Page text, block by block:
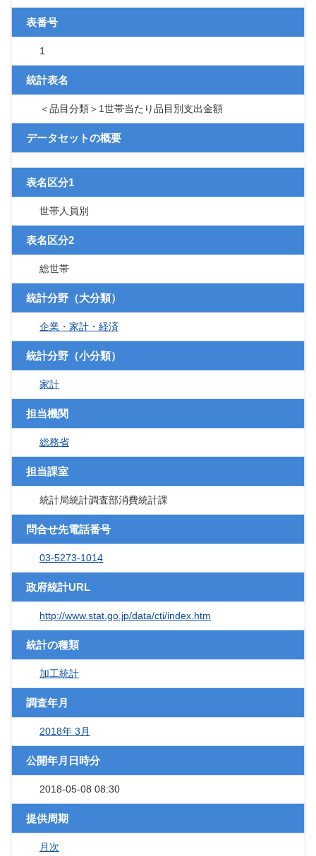
表番号
1
統計表名
＜品目分類＞1世帯当たり品目別支出金額
データセットの概要
表名区分1
世帯人員別
表名区分2
総世帯
統計分野（大分類）
企業・家計・経済
統計分野（小分類）
家計
担当機関
総務省
担当課室
統計局統計調査部消費統計課
問合せ先電話番号
03-5273-1014
政府統計URL
http://www.stat.go.jp/data/cti/index.htm
統計の種類
加工統計
調査年月
2018年 3月
公開年月日時分
2018-05-08 08:30
提供周期
月次